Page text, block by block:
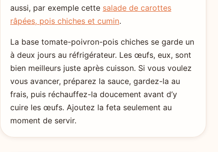
aussi, par exemple cette salade de carottes
râpées, pois chiches et cumin.
La base tomate-poivron-pois chiches se garde un
à deux jours au réfrigérateur. Les œufs, eux, sont
bien meilleurs juste après cuisson. Si vous voulez
vous avancer, préparez la sauce, gardez-la au
frais, puis réchauffez-la doucement avant d’y
cuire les œufs. Ajoutez la feta seulement au
moment de servir.